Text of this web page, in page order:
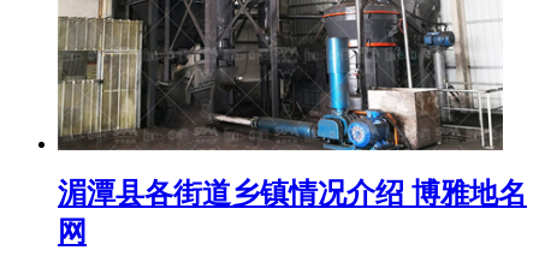
湄潭县各街道乡镇情况介绍 博雅地名
网